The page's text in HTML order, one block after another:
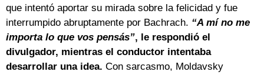
que intentó aportar su mirada sobre la felicidad y fue
interrumpido abruptamente por Bachrach. “A mí no me
importa lo que vos pensás”, le respondió el
divulgador, mientras el conductor intentaba
desarrollar una idea. Con sarcasmo, Moldavsky